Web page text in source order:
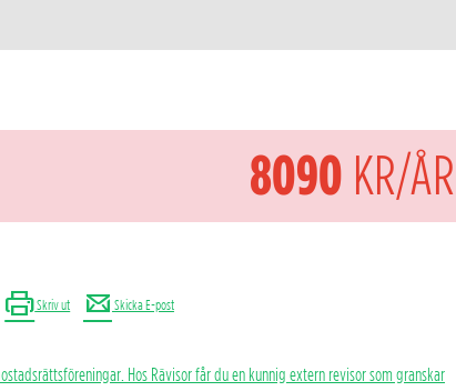
8090 KR/ÅR
Skriv ut Skicka E-post
Hos Rävisor får du en kunnig extern revisor som granskar